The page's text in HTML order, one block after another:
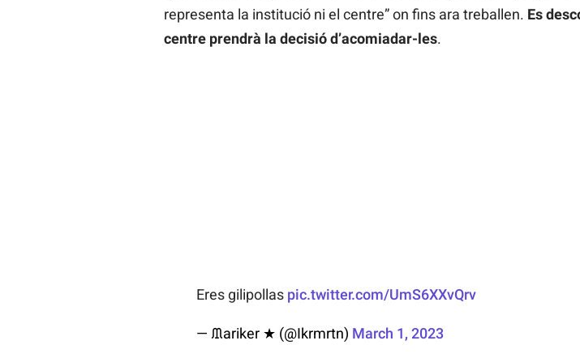
representa la institució ni el centre” on fins ara treballen. Es
centre prendrà la decisió d’acomiadar-les.
Eres gilipollas pic.twitter.com/UmS6XXvQrv
— ᙢariker ★ (@Ikrmrtn) March 1, 2023